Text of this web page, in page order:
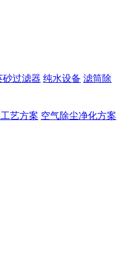
砂过滤器 纯水设备 滤筒除
艺方案 空气除尘净化方案